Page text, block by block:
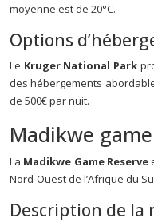
moyenne est de 20°C.
Options
Le Kruger National Park
des hébergements
de 500€ par nuit.
Madikwe
La Madikwe Game Reserve
Nord-Ouest de l’Afrique du
Description de la